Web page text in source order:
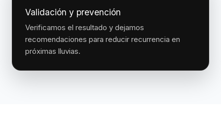
Validación y prevención
Verificamos el resultado y dejamos
recomendaciones para reducir recurrencia en
próximas lluvias.